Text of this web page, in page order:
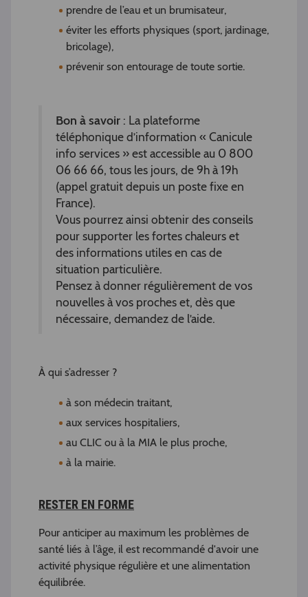
prendre de l’eau et un brumisateur,
éviter les efforts physiques (sport, jardinage,
bricolage),
prévenir son entourage de toute sortie.
Bon à savoir : La plateforme
téléphonique d’information « Canicule
info services » est accessible au 0 800
06 66 66, tous les jours, de 9h à 19h
(appel gratuit depuis un poste fixe en
France).
Vous pourrez ainsi obtenir des conseils
pour supporter les fortes chaleurs et
des informations utiles en cas de
situation particulière.
Pensez à donner régulièrement de vos
nouvelles à vos proches et, dès que
nécessaire, demandez de l’aide.
À qui s’adresser ?
à son médecin traitant,
aux services hospitaliers,
au CLIC ou à la MIA le plus proche,
à la mairie.
RESTER EN FORME
Pour anticiper au maximum les problèmes de
santé liés à l’âge, il est recommandé d'avoir une
activité physique régulière et une alimentation
équilibrée.